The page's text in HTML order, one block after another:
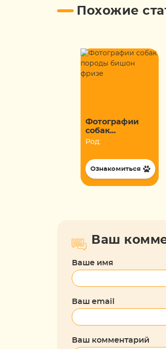
Похожие
Фотографии
собак...
Род:
Ознакомиться
Ваш
Ваше имя
Ваш email
Ваш комментарий